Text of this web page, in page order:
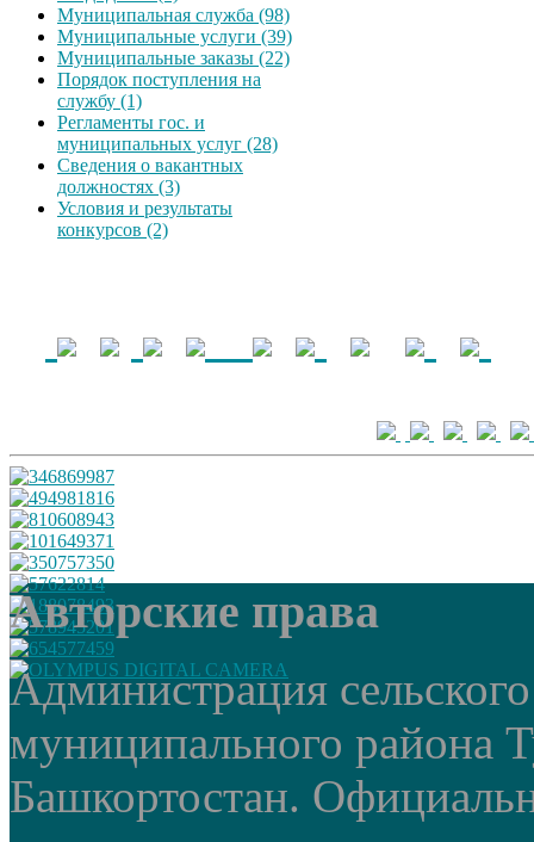
Муниципальная служба (98)
Муниципальные услуги (39)
Муниципальные заказы (22)
Порядок поступления на
службу (1)
Регламенты гос. и
муниципальных услуг (28)
Сведения о вакантных
должностях (3)
Условия и результаты
конкурсов (2)
Авторские права
Администрация
муниципального района
Башкортостан.